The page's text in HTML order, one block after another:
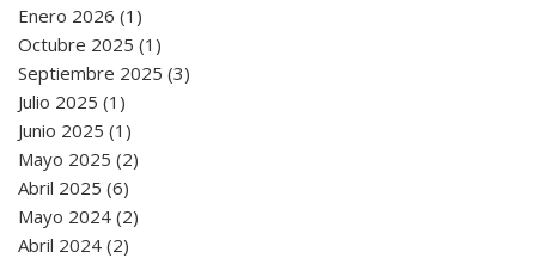
Enero 2026 (1)
Octubre 2025 (1)
Septiembre 2025 (3)
Julio 2025 (1)
Junio 2025 (1)
Mayo 2025 (2)
Abril 2025 (6)
Mayo 2024 (2)
Abril 2024 (2)